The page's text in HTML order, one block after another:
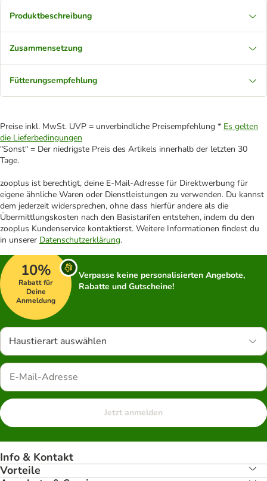
Produktbeschreibung
Zusammensetzung
Fütterungsempfehlung
Preise inkl. MwSt. UVP = unverbindliche Preisempfehlung * Es gelten
die Lieferbedingungen
"Sonst" = Der niedrigste Preis des Artikels innerhalb der letzten 30
Tage.
zooplus ist berechtigt, deine E-Mail-Adresse für Direktwerbung für
eigene ähnliche Waren oder Dienstleistungen zu verwenden. Du kannst
dem jederzeit widersprechen, ohne dass hierfür andere als die
Übermittlungskosten nach den Basistarifen entstehen, indem du den
zooplus Kundenservice kontaktierst. Weitere Informationen findest du
in unserer Datenschutzerklärung.
10%
Rabatt für
Deine
Anmeldung
Verpasse keine personalisierten Angebote,
Rabatte und Gutscheine!
Haustierart auswählen
Jetzt anmelden
Info & Kontakt
Vorteile